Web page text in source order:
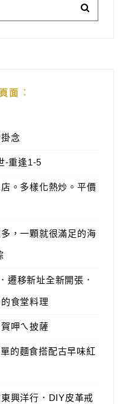
面︰
念
-重逢1-5
。多樣化熱炒。平價
，一顆就很滿足的海
遷移新址全新開張．
食堂料理
呷ㄟ披薩
的麵食搭配古早味紅
興洋行．DIY皮革戒